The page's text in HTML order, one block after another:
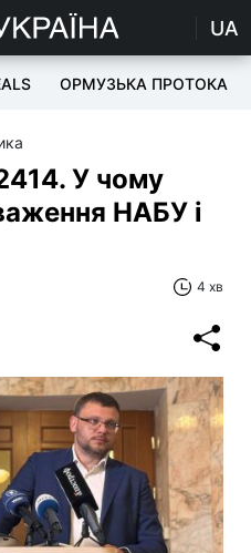
UA
ОРМУЗЬКА ПРОТОКА
У чому
НАБУ і
4 хв